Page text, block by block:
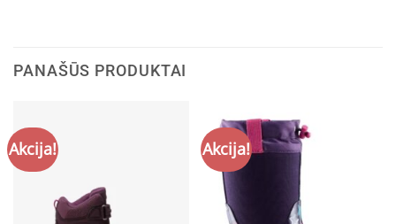
PANAŠŪS PRODUKTAI
Akcija! Akcija!